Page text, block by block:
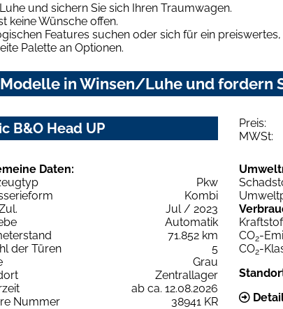
und sichern Sie sich Ihren Traumwagen.
keine Wünsche offen.
Features suchen oder sich für ein
Palette an Optionen.
in Winsen/Luhe und fordern
B&O Head UP Preis:
MWSt:
Daten:
Pkw
Kombi
Jul / 2023
Automatik
71.852 km
der Türen
5
Grau
Zentrallager
ab ca. 12.08.2026
Nummer
38941 KR
CO2-
CO2-